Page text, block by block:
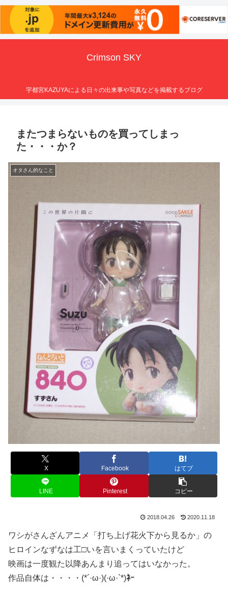
Crimson SKY
宇都宮KAZUYAによる日々の出来事や写真などを掲載するブログ
またつまらないものを買ってしまっ
た・・・か？
オタさん的なこと
X Facebook はてブ
LINE Pinterest コピー
2018.04.26 2020.11.18
ワシがさんざんアニメ「打ち上げ花火下から見るか」の
ヒロインなずなは工□いを言いまくっていたけど
映画は一度観た以降あんまり追ってはいなかった。
作品自体は・・・・(*´·ω·)(·ω·`*)ﾈｰ